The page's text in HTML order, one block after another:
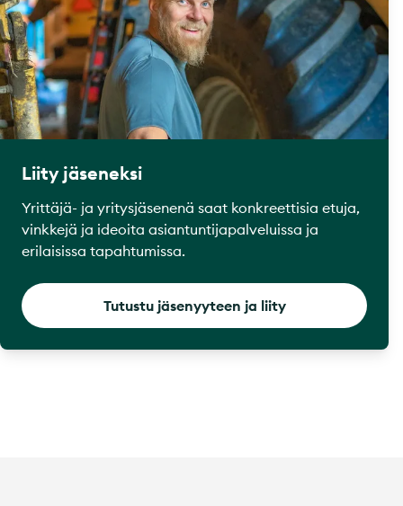
Liity jäseneksi
Yrittäjä- ja yritysjäsenenä saat konkreettisia etuja,
vinkkejä ja ideoita asiantuntijapalveluissa ja
erilaisissa tapahtumissa.
Tutustu jäsenyyteen ja liity